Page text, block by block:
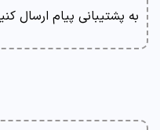
به پشتیبانی پیام ارسال